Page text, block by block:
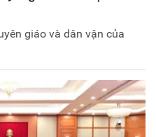
giáo và dân vận của